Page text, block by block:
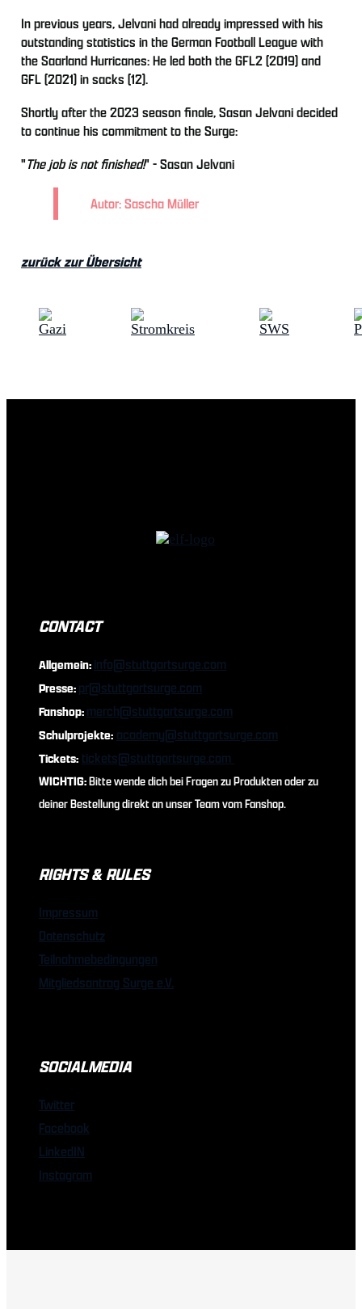
In previous years, Jelvani had already impressed with his
outstanding statistics in the German Football League with
the Saarland Hurricanes: He led both the GFL2 (2019) and
GFL (2021) in sacks (12).
Shortly after the 2023 season finale, Sasan Jelvani decided
to continue his commitment to the Surge:
"The job is not finished!" - Sasan Jelvani
Autor: Sascha Müller
zurück zur Übersicht
CONTACT
Allgemein:info@stuttgartsurge.com
Presse:pr@stuttgartsurge.com
Fanshop:merch@stuttgartsurge.com
Schulprojekte: academy@stuttgartsurge.com
Tickets: tickets@stuttgartsurge.com
WICHTIG:Bitte wende dich bei Fragen zu Produkten oder zu
deiner Bestellung direkt an unser Team vom Fanshop.
RIGHTS & RULES
Impressum
Datenschutz
Teilnahmebedingungen
Mitgliedsantrag Surge e.V.
SOCIALMEDIA
Twitter
Facebook
LinkedIN
Instagram